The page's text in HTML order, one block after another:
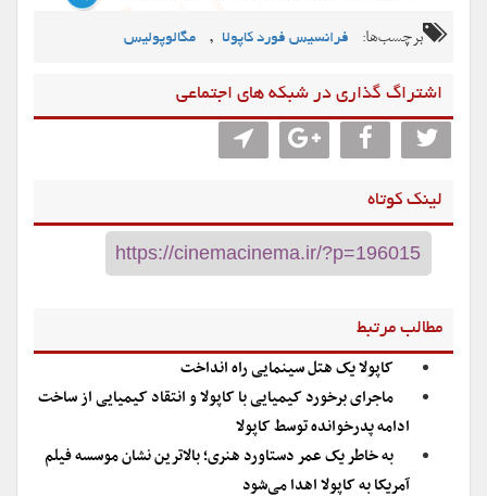
برچسب‌ها: فرانسیس فورد کاپولا , مگالوپولیس
اشتراگ گذاری در شبکه های اجتماعی
لینک کوتاه
مطالب مرتبط
کاپولا یک هتل سینمایی راه انداخت
ماجرای برخورد کیمیایی با کاپولا و انتقاد کیمیایی از ساخت
ادامه پدرخوانده توسط کاپولا
به خاطر یک عمر دستاورد هنری؛ بالاترین نشان موسسه فیلم
آمریکا به کاپولا اهدا می‌شود